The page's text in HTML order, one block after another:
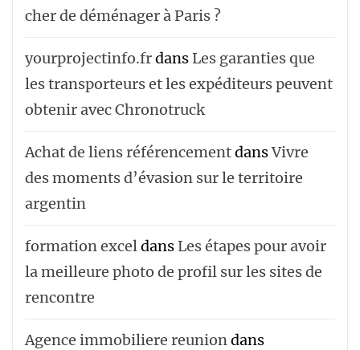
cher de déménager à Paris ?
yourprojectinfo.frdans Les garanties que
les transporteurs et les expéditeurs peuvent
obtenir avec Chronotruck
Achat de liens référencementdansVivre
des moments d’évasion sur le territoire
argentin
formation exceldans Les étapes pour avoir
la meilleure photo de profil sur les sites de
rencontre
Agence immobiliere reuniondans